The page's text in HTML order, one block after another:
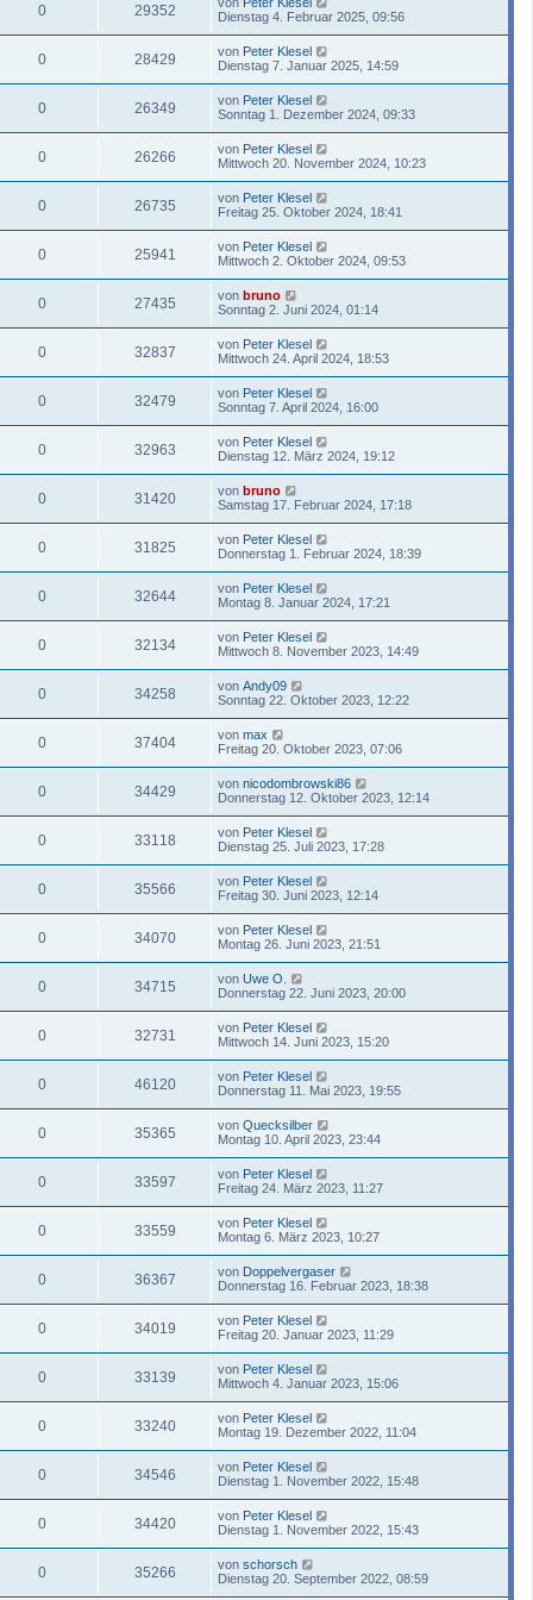
0 29352
Dienstag 4. Februar 2025, 09:56
0 28429 von Peter Klesel
Dienstag 7. Januar 2025, 14:59
0 26349 von Peter Klesel
Sonntag 1. Dezember 2024, 09:33
0 26266 von Peter Klesel
Mittwoch 20. November 2024, 10:23
0 26735 von Peter Klesel
Freitag 25. Oktober 2024, 18:41
0 25941 von Peter Klesel
Mittwoch 2. Oktober 2024, 09:53
0 27435 von bruno
Sonntag 2. Juni 2024, 01:14
0 32837 von Peter Klesel
Mittwoch 24. April 2024, 18:53
0 32479 von Peter Klesel
Sonntag 7. April 2024, 16:00
0 32963 von Peter Klesel
Dienstag 12. März 2024, 19:12
0 31420 von bruno
Samstag 17. Februar 2024, 17:18
0 31825 von Peter Klesel
Donnerstag 1. Februar 2024, 18:39
0 32644 von Peter Klesel
Montag 8. Januar 2024, 17:21
0 32134 von Peter Klesel
Mittwoch 8. November 2023, 14:49
0 34258 von Andy09
Sonntag 22. Oktober 2023, 12:22
0 37404 von max
Freitag 20. Oktober 2023, 07:06
0 34429 von nicodombrowski86
Donnerstag 12. Oktober 2023, 12:14
0 33118 von Peter Klesel
Dienstag 25. Juli 2023, 17:28
0 35566 von Peter Klesel
Freitag 30. Juni 2023, 12:14
0 34070 von Peter Klesel
Montag 26. Juni 2023, 21:51
0 34715 von Uwe O.
Donnerstag 22. Juni 2023, 20:00
0 32731 von Peter Klesel
Mittwoch 14. Juni 2023, 15:20
0 46120 von Peter Klesel
Donnerstag 11. Mai 2023, 19:55
0 35365 von Quecksilber
Montag 10. April 2023, 23:44
0 33597 von Peter Klesel
Freitag 24. März 2023, 11:27
0 33559 von Peter Klesel
Montag 6. März 2023, 10:27
0 36367 von Doppelvergaser
Donnerstag 16. Februar 2023, 18:38
0 34019 von Peter Klesel
Freitag 20. Januar 2023, 11:29
0 33139 von Peter Klesel
Mittwoch 4. Januar 2023, 15:06
0 33240 von Peter Klesel
Montag 19. Dezember 2022, 11:04
0 34546 von Peter Klesel
Dienstag 1. November 2022, 15:48
0 34420 von Peter Klesel
Dienstag 1. November 2022, 15:43
0 35266 von schorsch
Dienstag 20. September 2022, 08:59